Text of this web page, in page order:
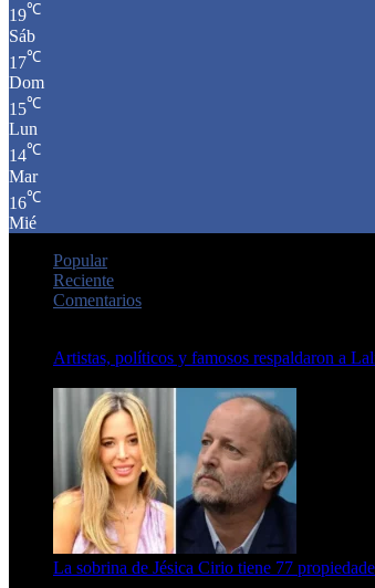
19℃
Sáb
17℃
Dom
15℃
Lun
14℃
Mar
16℃
Mié
Popular
Reciente
Comentarios
Artistas, políticos y famosos respaldaron a
La sobrina de Jésica Cirio tiene 77